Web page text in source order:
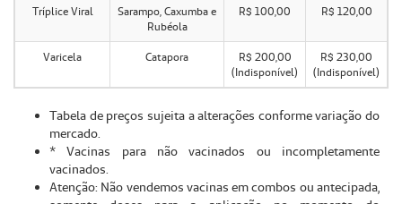
Tríplice Viral
Sarampo, Caxumba e
Rubéola
R$ 100,00 R$ 120,00
Varicela Catapora
R$ 200,00
(Indisponível)
R$ 230,00
(Indisponível)
Tabela de preços sujeita a alterações conforme variação do
mercado.
* Vacinas para não vacinados ou incompletamente
vacinados.
Atenção: Não vendemos vacinas em combos ou antecipada,